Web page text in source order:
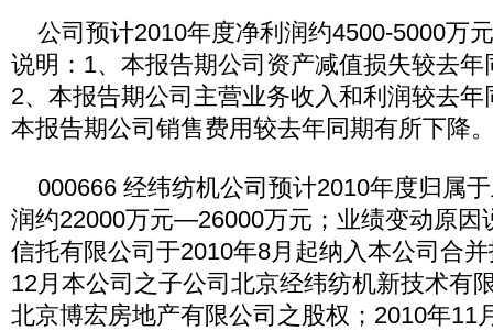
公司预计2010年度净利润约4500-5000万
说明：1、本报告期公司资产减值损失较去
2、本报告期公司主营业务收入和利润较去
本报告期公司销售费用较去年同期有所下降
000666 经纬纺机公司预计2010年度归属
润约22000万元—26000万元；业绩变动原因
信托有限公司于2010年8月起纳入本公司合
12月本公司之子公司北京经纬纺机新技术有
北京博宏房地产有限公司之股权；2010年11